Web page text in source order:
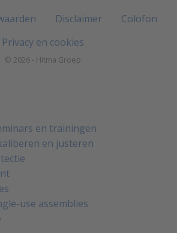
Disclaimer
Colofon
Privacy en cookies
© 2026 - Hitma Groep
en trainingen
en justeren
use assemblies